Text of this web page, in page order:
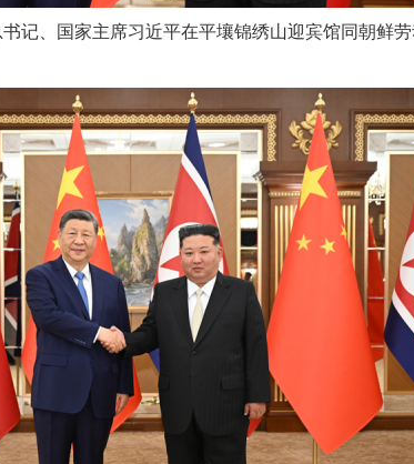
、国家主席习近平在平壤锦绣山迎宾馆同朝鲜劳